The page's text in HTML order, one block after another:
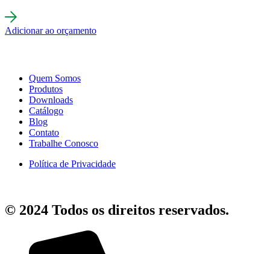
Adicionar ao orçamento
Quem Somos
Produtos
Downloads
Catálogo
Blog
Contato
Trabalhe Conosco
Política de Privacidade
© 2024 Todos os direitos reservados.